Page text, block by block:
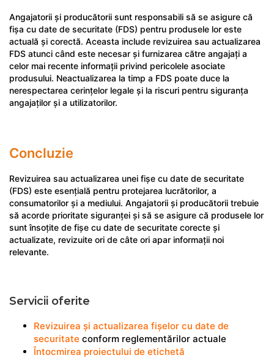
Angajatorii și producătorii sunt responsabili să se asigure că
fișa cu date de securitate (FDS) pentru produsele lor este
actuală și corectă. Aceasta include revizuirea sau actualizarea
FDS atunci când este necesar și furnizarea către angajați a
celor mai recente informații privind pericolele asociate
produsului. Neactualizarea la timp a FDS poate duce la
nerespectarea cerințelor legale și la riscuri pentru siguranța
angajaților și a utilizatorilor.
Concluzie
Revizuirea sau actualizarea unei fișe cu date de securitate
(FDS) este esențială pentru protejarea lucrătorilor, a
consumatorilor și a mediului. Angajatorii și producătorii trebuie
să acorde prioritate siguranței și să se asigure că produsele lor
sunt însoțite de fișe cu date de securitate corecte și
actualizate, revizuite ori de câte ori apar informații noi
relevante.
Servicii oferite
Revizuirea și actualizarea fișelor cu date de
securitate conform reglementărilor actuale
Întocmirea proiectului de etichetă